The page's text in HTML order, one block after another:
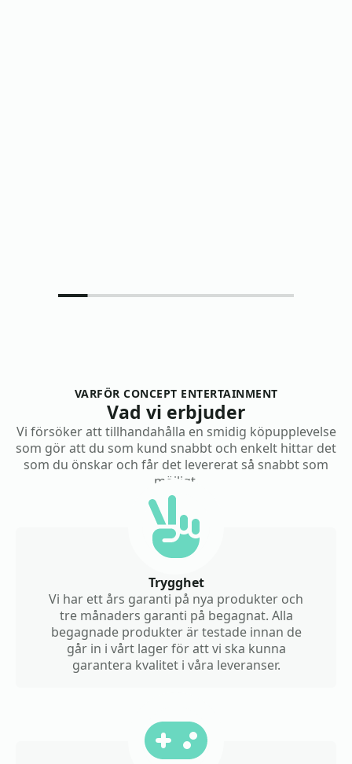
VARFÖR CONCEPT ENTERTAINMENT
Vad vi erbjuder
Vi försöker att tillhandahålla en smidig köpupplevelse
som gör att du som kund snabbt och enkelt hittar det
som du önskar och får det levererat så snabbt som
möjligt.
Trygghet
Vi har ett års garanti på nya produkter och
tre månaders garanti på begagnat. Alla
begagnade produkter är testade innan de
går in i vårt lager för att vi ska kunna
garantera kvalitet i våra leveranser.